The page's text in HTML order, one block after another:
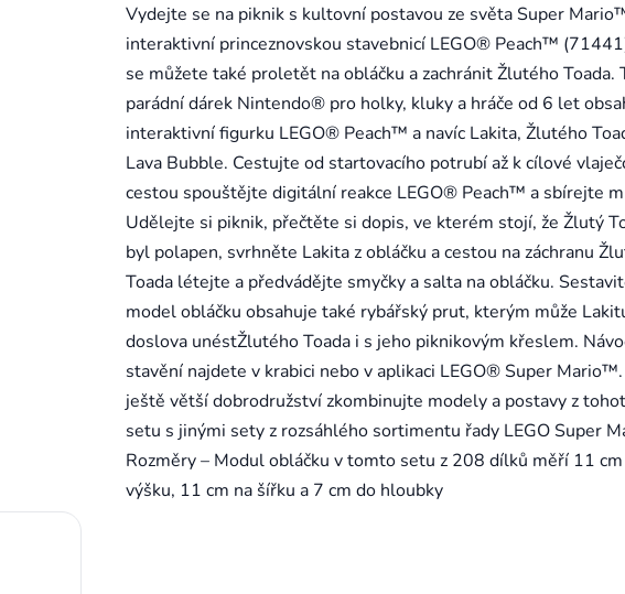
Vydejte se na piknik s kultovní postavou ze světa Super
interaktivní princeznovskou stavebnicí LEGO® Peach™
se můžete také proletět na obláčku a zachránit Žlutého Toada.
parádní dárek Nintendo® pro holky, kluky a hráče od 6 let
interaktivní figurku LEGO® Peach™ a navíc Lakita, Žlutého
Lava Bubble. Cestujte od startovacího potrubí až k cílové
cestou spouštějte digitální reakce LEGO® Peach™ a sbírejte
Udělejte si piknik, přečtěte si dopis, ve kterém stojí, že Žlutý
byl polapen, svrhněte Lakita z obláčku a cestou na záchranu
Toada létejte a předvádějte smyčky a salta na obláčku.
model obláčku obsahuje také rybářský prut, kterým může
doslova unéstŽlutého Toada i s jeho piknikovým křeslem.
stavění najdete v krabici nebo v aplikaci LEGO® Super
ještě větší dobrodružství zkombinujte modely a postavy z
setu s jinými sety z rozsáhlého sortimentu řady LEGO Super
Rozměry – Modul obláčku v tomto setu z 208 dílků měří 11
výšku, 11 cm na šířku a 7 cm do hloubky